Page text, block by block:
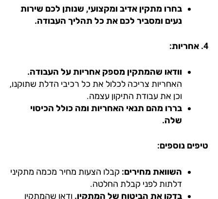
בחרו מתקין אדיב ומקצועי, שנותן לכם שירות
נעים ומסביר לכם את כל תהליך העבודה.
וודאו שהמתקין מספק אחריות על העבודה.
האחריות צריכה לכלול את כל רכיבי הדלת שתוקנו,
וכן את עבודת התיקון עצמה.
בררו מהם תנאי האחריות ומה כולל הכיסוי
שלה.
נוספים:
השוואת מחירים:קבלו הצעות מחיר מכמה מתקיני
דלתות לפני קבלת החלטה.
בדקו את הביטוח של המתקין.ודאו שהמתקין